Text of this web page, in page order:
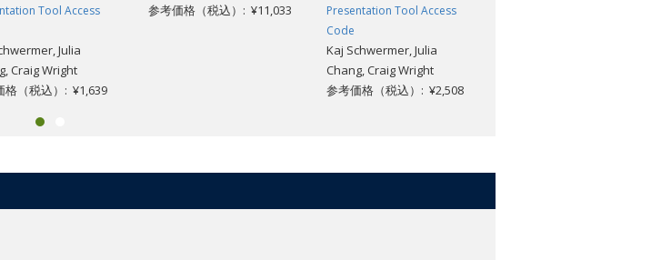
Tool Access
Julia
Craig Wright
格（税込）: ¥1,639
参考価格（税込）: ¥11,033
Presentation Tool Access
Code
Kaj Schwermer, Julia
Chang, Craig Wright
参考価格（税込）: ¥2,508